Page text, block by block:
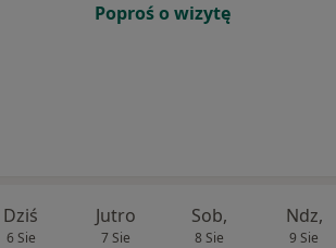
Poproś o wizytę
Dziś
6 Sie
Jutro
7 Sie
Sob,
8 Sie
Ndz,
9 Sie